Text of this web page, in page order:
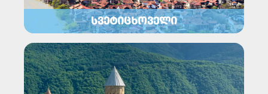
ᲡᲕᲔᲢᲘᲪᲮᲝᲕᲔᲚᲘ